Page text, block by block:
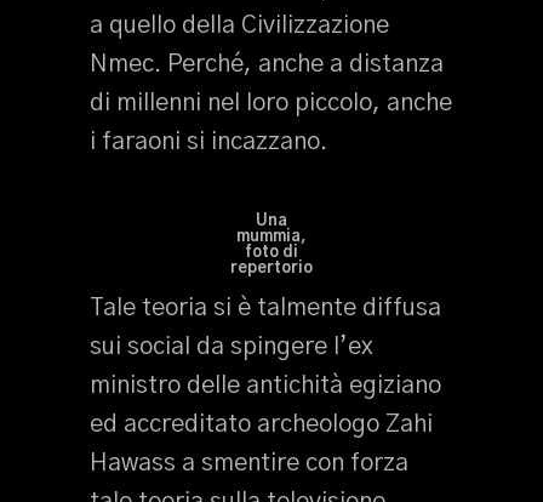
a quello della Civilizzazione
Nmec. Perché, anche a distanza
di millenni nel loro piccolo, anche
i faraoni si incazzano.
Una
mummia,
foto di
repertorio
Tale teoria si è talmente diffusa
sui social da spingere l’ex
ministro delle antichità egiziano
ed accreditato archeologo Zahi
Hawass a smentire con forza